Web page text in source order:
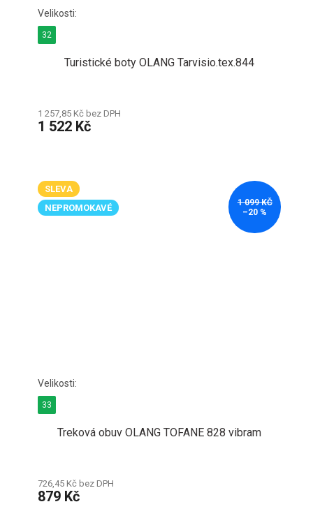
Turistické boty OLANG Tarvisio.tex.844
1 257,85 Kč bez DPH
1 522 Kč
32
SLEVA
NEPROMOKAVÉ
1 099 KČ
–20 %
Treková obuv OLANG TOFANE 828 vibram
726,45 Kč bez DPH
879 Kč
33